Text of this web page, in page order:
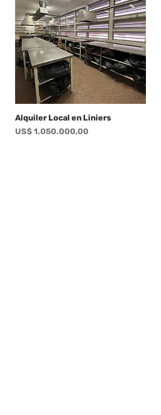
Alquiler Local en Liniers
Precio
US$ 1.050.000,00